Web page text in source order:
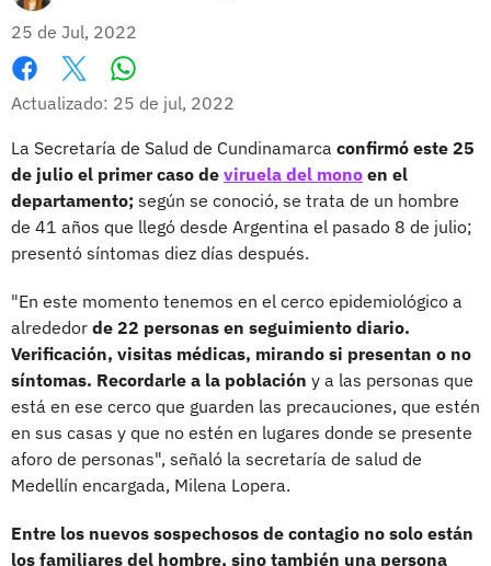
25 de Jul, 2022
Facebook
X
Actualizado: 25 de jul, 2022
La Secretaría de Salud de Cundinamarca confirmó este 25
de julio el primer caso de viruela del mono en el
departamento; según se conoció, se trata de un hombre
de 41 años que llegó desde Argentina el pasado 8 de julio;
presentó síntomas diez días después.
"En este momento tenemos en el cerco epidemiológico a
alrededor de 22 personas en seguimiento diario.
Verificación, visitas médicas, mirando si presentan o no
síntomas. Recordarle a la población y a las personas que
está en ese cerco que guarden las precauciones, que estén
en sus casas y que no estén en lugares donde se presente
aforo de personas", señaló la secretaría de salud de
Medellín encargada, Milena Lopera.
Entre los nuevos sospechosos de contagio no solo están
los familiares del hombre, sino también una persona